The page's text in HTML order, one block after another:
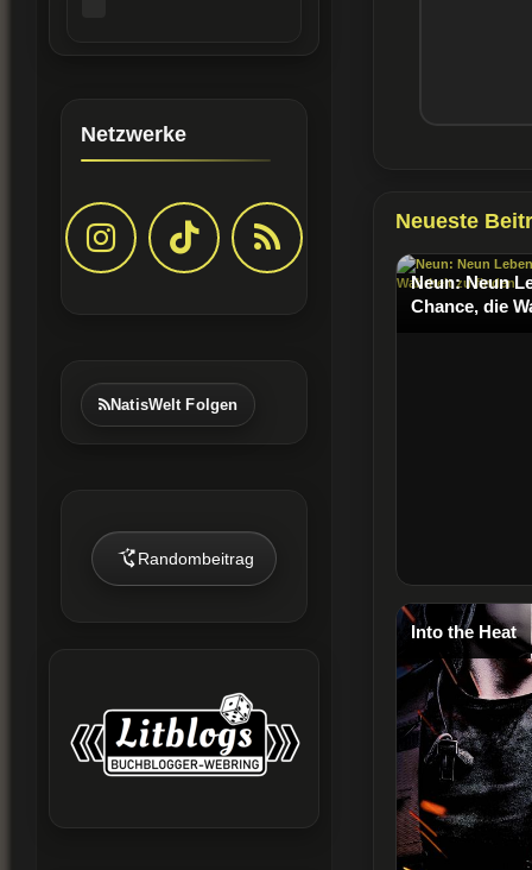
Netzwerke
NatisWelt Folgen
Randombeitrag
Neueste
Neun: Neun
Chance, die
Into the Heat